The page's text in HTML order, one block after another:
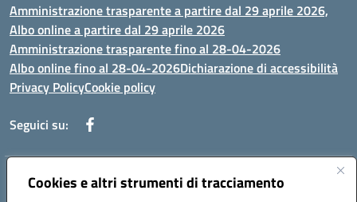
Cookies e altri strumenti di tracciamento
Amministrazione trasparente a partire dal 29 aprile 2026,
Albo online a partire dal 29 aprile 2026
Amministrazione trasparente fino al 28-04-2026
Albo online fino al 28-04-2026Dichiarazione di accessibilità
Privacy PolicyCookie policy
Seguici su:
Indirizzo:Via Selicato, 1 71122 FOGGIA (FG)